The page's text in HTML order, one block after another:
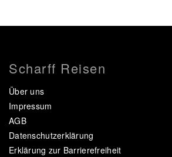
Scharff Reisen
Über uns
Impressum
AGB
Datenschutzerklärung
Erklärung zur Barrierefreiheit